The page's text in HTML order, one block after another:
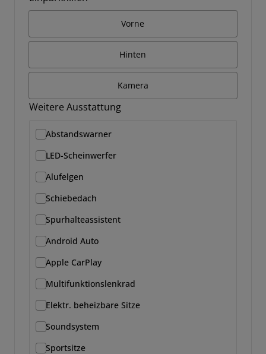
Vorne
Hinten
Kamera
Weitere Ausstattung
Abstandswarner
LED-Scheinwerfer
Alufelgen
Schiebedach
Spurhalteassistent
Android Auto
Apple CarPlay
Multifunktionslenkrad
Elektr. beheizbare Sitze
Soundsystem
Sportsitze